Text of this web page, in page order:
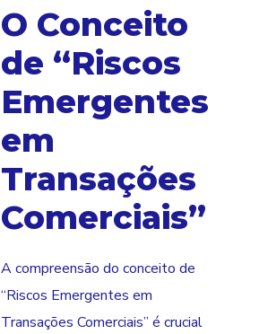
O Conceito
de “Riscos
Emergentes
em
Transações
Comerciais”
A compreensão do conceito de
“Riscos Emergentes em
Transações Comerciais” é crucial